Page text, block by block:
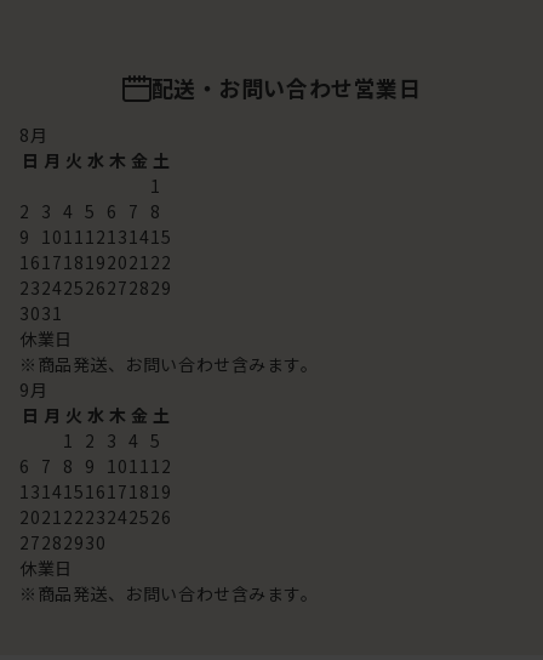
配送・お問い合わせ営業日
8月
日 月 火 水 木 金 土
1
2 3 4 5 6 7 8
9 101112131415
16171819202122
23242526272829
3031
休業日
※商品発送、お問い合わせ含みます。
9月
日 月 火 水 木 金 土
1 2 3 4 5
6 7 8 9 101112
13141516171819
20212223242526
27282930
休業日
※商品発送、お問い合わせ含みます。